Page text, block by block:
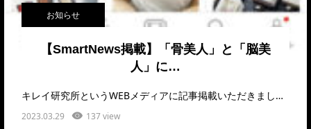
お知らせ
【SmartNews掲載】「骨美人」と「脳美
人」に…
キレイ研究所というWEBメディアに記事掲載いただきました。「「骨美人」と「脳美人」になるためには…
2023.03.29 137 view